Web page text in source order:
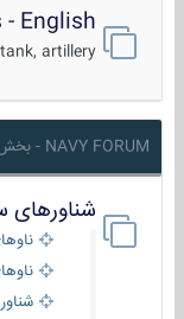
- English
artillery ...
NAVY FORUM - بخش نیروی دریایی
شناورهای
ناوهای